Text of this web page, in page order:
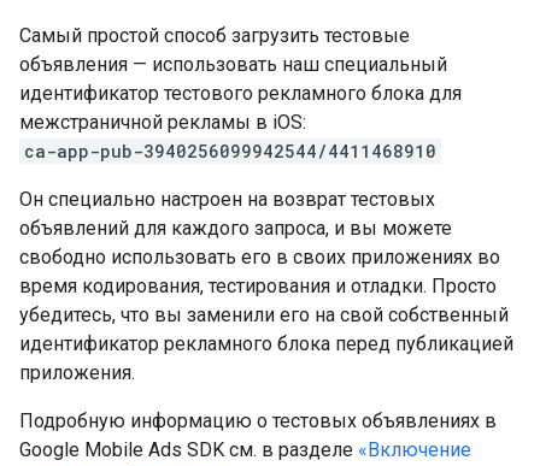
Самый простой способ загрузить тестовые
объявления — использовать наш специальный
идентификатор тестового рекламного блока для
межстраничной рекламы в iOS:
ca-app-pub-3940256099942544/4411468910
Он специально настроен на возврат тестовых
объявлений для каждого запроса, и вы можете
свободно использовать его в своих приложениях во
время кодирования, тестирования и отладки. Просто
убедитесь, что вы заменили его на свой собственный
идентификатор рекламного блока перед публикацией
приложения.
Подробную информацию о тестовых объявлениях в
Google Mobile Ads SDK см. в разделе «Включение